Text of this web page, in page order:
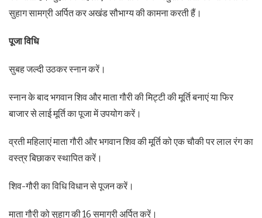
सुहाग सामग्री अर्पित कर अखंड सौभाग्य की कामना करती हैं।
पूजा विधि
सुबह जल्दी उठकर स्नान करें।
स्नान के बाद भगवान शिव और माता गौरी की मिट्टी की मूर्ति बनाएं या फिर
बाजार से लाई मूर्ति का पूजा में उपयोग करें।
व्रती महिलाएं माता गौरी और भगवान शिव की मूर्ति को एक चौकी पर लाल रंग का
वस्त्र बिछाकर स्थापित करें।
शिव-गौरी का विधि विधान से पूजन करें।
माता गौरी को सुहाग की 16 समाग्री अर्पित करें।